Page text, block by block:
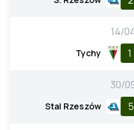
14/
Tychy
30/
Stal Rzeszów